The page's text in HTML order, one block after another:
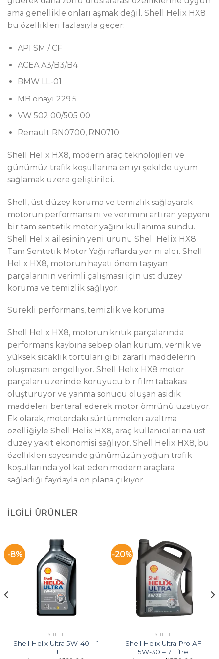
ama genellikle onları aşmak değil. Shell Helix HX8
bu özellikleri fazlasıyla geçer:
API SM / CF
ACEA A3/B3/B4
BMW LL-01
MB onayı 229.5
VW 502 00/505 00
Renault RN0700, RN0710
Shell Helix HX8, modern araç teknolojileri ve
günümüz trafik koşullarına en iyi şekilde uyum
sağlamak üzere geliştirildi.
Shell, üst düzey koruma ve temizlik sağlayarak
motorun performansını ve verimini artıran yepyeni
bir tam sentetik motor yağını kullanıma sundu.
Shell Helix ailesinin yeni ürünü Shell Helix HX8
Tam Sentetik Motor Yağı raflarda yerini aldı. Shell
Helix HX8, motorun hayati önem taşıyan
parçalarının verimli çalışması için üst düzey
koruma ve temizlik sağlıyor.
Sürekli performans, temizlik ve koruma
Shell Helix HX8, motorun kritik parçalarında
performans kaybına sebep olan kurum, vernik ve
yüksek sıcaklık tortuları gibi zararlı maddelerin
oluşmasını engelliyor. Shell Helix HX8 motor
parçaları üzerinde koruyucu bir film tabakası
oluşturuyor ve yanma sonucu oluşan asidik
maddeleri bertaraf ederek motor ömrünü uzatıyor.
Ek olarak, motordaki sürtünmeleri azaltma
özelliğiyle Shell Helix HX8, araç kullanıcılarına üst
düzey yakıt ekonomisi sağlıyor. Shell Helix HX8, bu
özellikleri sayesinde günümüzün yoğun trafik
koşullarında yol kat eden modern araçlara
sağladığı faydayla ön plana çıkıyor.
İLGILI ÜRÜNLER
-8%
SHELL
Shell Helix Ultra 5W-40 – 1
Lt
-20%
SHELL
Shell Helix Ultra Pro AF
5W-30 – 7 Litre